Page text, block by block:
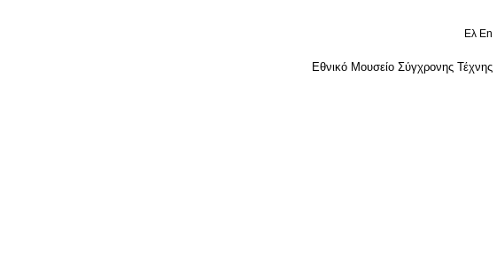
Ελ En
Εθνικό Μουσείο Σύγχρονης Τέχνης